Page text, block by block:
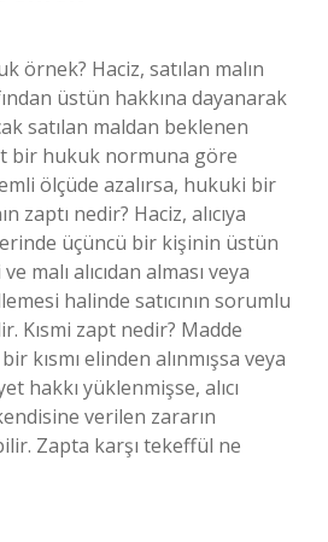
örnek? Haciz, satılan malın
üstün hakkına dayanarak
satılan maldan beklenen
bir hukuk normuna göre
ölçüde azalırsa, hukuki bir
zaptı nedir? Haciz, alıcıya
üçüncü bir kişinin üstün
malı alıcıdan alması veya
halinde satıcının sorumlu
Kısmi zapt nedir? Madde
kısmı elinden alınmışsa veya
hakkı yüklenmişse, alıcı
verilen zararın
Zapta karşı tekeffül ne